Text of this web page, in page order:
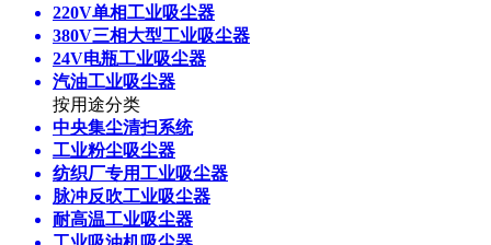
220V单相工业吸尘器
380V三相大型工业吸尘器
24V电瓶工业吸尘器
汽油工业吸尘器
按用途分类
中央集尘清扫系统
工业粉尘吸尘器
纺织厂专用工业吸尘器
脉冲反吹工业吸尘器
耐高温工业吸尘器